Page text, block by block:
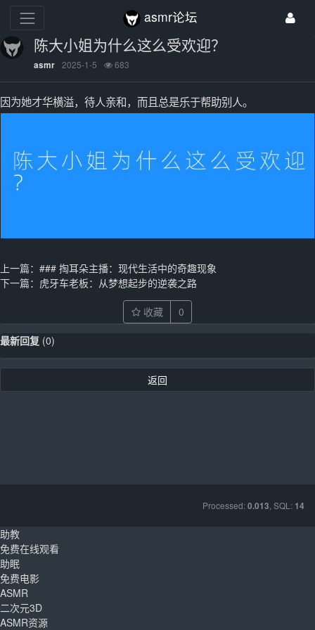
asmr论坛
陈大小姐为什么这么受欢迎？
asmr 2025-1-5 683
因为她才华横溢，待人亲和，而且总是乐于帮助别人。
上一篇： ### 掏耳朵主播：现代生活中的奇趣现象
下一篇： 虎牙车老板：从梦想起步的逆袭之路
收藏 0
最新回复 (0)
返回
Processed:0.013 , SQL: 14
助教
免费在线观看
助眠
免费电影
ASMR
二次元3D
ASMR资源